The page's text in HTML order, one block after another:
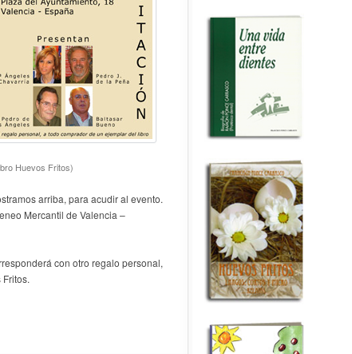
Huevos Fritos)
arriba, para acudir al evento.
Mercantil de Valencia –
con otro regalo personal,